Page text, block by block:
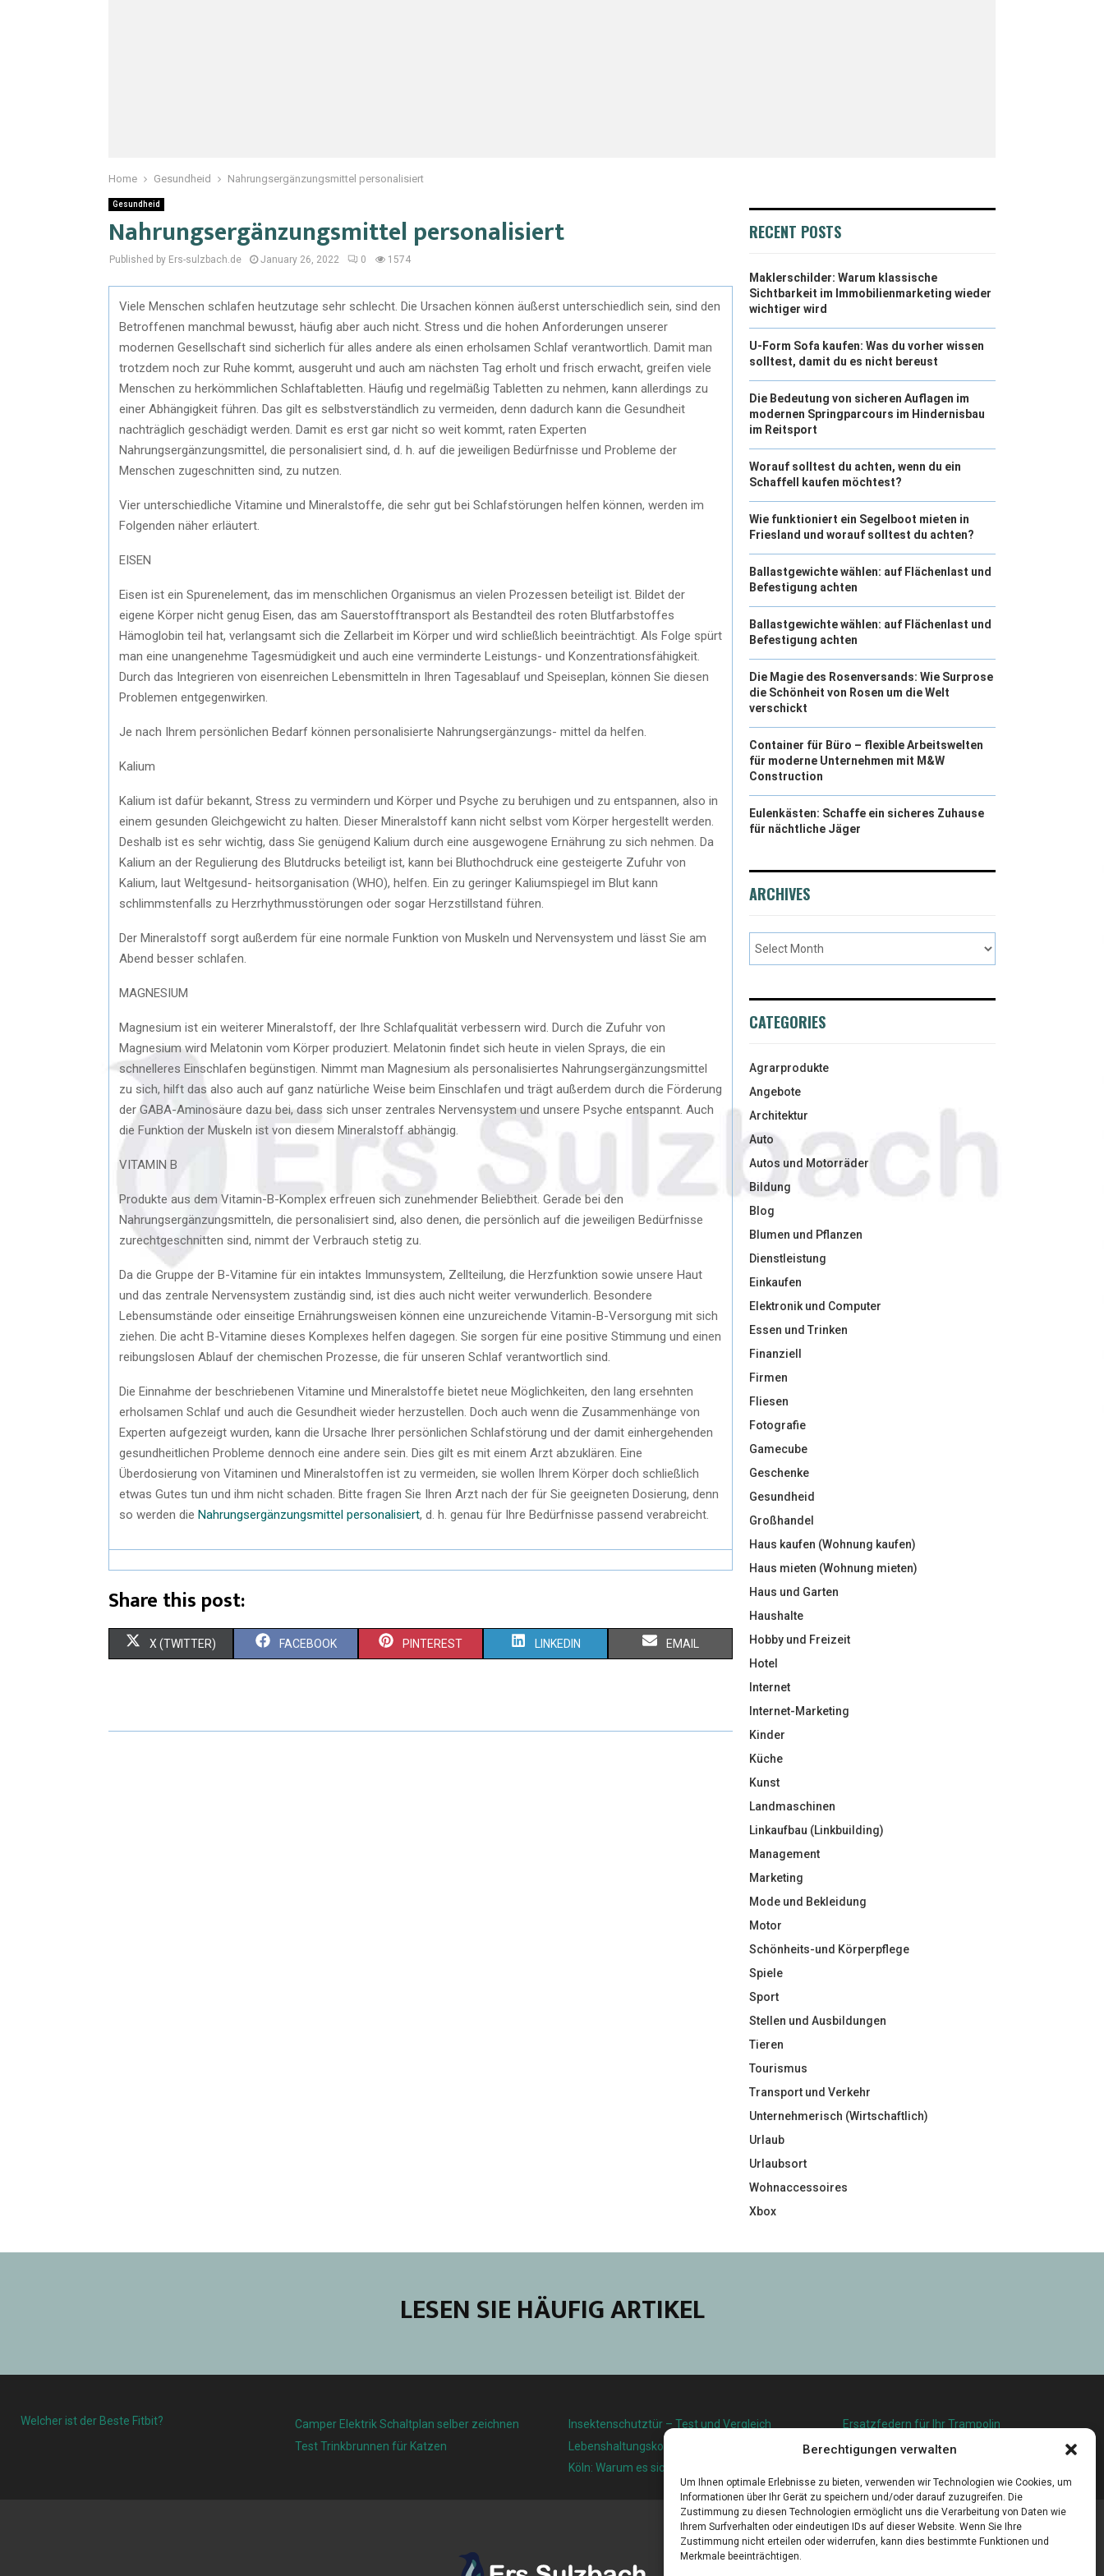
Berechtigungen verwalten
Um Ihnen optimale Erlebnisse zu bieten, verwenden wir Technologien wie Cookies, um
Informationen über Ihr Gerät zu speichern und/oder darauf zuzugreifen. Die
Zustimmung zu diesen Technologien ermöglicht uns die Verarbeitung von Daten wie
Ihrem Surfverhalten oder eindeutigen IDs auf dieser Website. Wenn Sie Ihre
Zustimmung nicht erteilen oder widerrufen, kann dies bestimmte Funktionen und
Merkmale beeinträchtigen.
Home Gesundheid Nahrungsergänzungsmittel personalisiert
Gesundheid
Nahrungsergänzungsmittel personalisiert
Published by Ers-sulzbach.de January 26, 2022 0 1574
Viele Menschen schlafen heutzutage sehr schlecht. Die Ursachen können äußerst unterschiedlich sein, sind den
Betroffenen manchmal bewusst, häufig aber auch nicht. Stress und die hohen Anforderungen unserer
modernen Gesellschaft sind sicherlich für alles andere als einen erholsamen Schlaf verantwortlich. Damit man
trotzdem noch zur Ruhe kommt, ausgeruht und auch am nächsten Tag erholt und frisch erwacht, greifen viele
Menschen zu herkömmlichen Schlaftabletten. Häufig und regelmäßig Tabletten zu nehmen, kann allerdings zu
einer Abhängigkeit führen. Das gilt es selbstverständlich zu vermeiden, denn dadurch kann die Gesundheit
nachträglich geschädigt werden. Damit es erst gar nicht so weit kommt, raten Experten
Nahrungsergänzungsmittel, die personalisiert sind, d. h. auf die jeweiligen Bedürfnisse und Probleme der
Menschen zugeschnitten sind, zu nutzen.
Vier unterschiedliche Vitamine und Mineralstoffe, die sehr gut bei Schlafstörungen helfen können, werden im
Folgenden näher erläutert.
EISEN
Eisen ist ein Spurenelement, das im menschlichen Organismus an vielen Prozessen beteiligt ist. Bildet der
eigene Körper nicht genug Eisen, das am Sauerstofftransport als Bestandteil des roten Blutfarbstoffes
Hämoglobin teil hat, verlangsamt sich die Zellarbeit im Körper und wird schließlich beeinträchtigt. Als Folge spürt
man eine unangenehme Tagesmüdigkeit und auch eine verminderte Leistungs- und Konzentrationsfähigkeit.
Durch das Integrieren von eisenreichen Lebensmitteln in Ihren Tagesablauf und Speiseplan, können Sie diesen
Problemen entgegenwirken.
Je nach Ihrem persönlichen Bedarf können personalisierte Nahrungsergänzungs- mittel da helfen.
Kalium
Kalium ist dafür bekannt, Stress zu vermindern und Körper und Psyche zu beruhigen und zu entspannen, also in
einem gesunden Gleichgewicht zu halten. Dieser Mineralstoff kann nicht selbst vom Körper hergestellt werden.
Deshalb ist es sehr wichtig, dass Sie genügend Kalium durch eine ausgewogene Ernährung zu sich nehmen. Da
Kalium an der Regulierung des Blutdrucks beteiligt ist, kann bei Bluthochdruck eine gesteigerte Zufuhr von
Kalium, laut Weltgesund- heitsorganisation (WHO), helfen. Ein zu geringer Kaliumspiegel im Blut kann
schlimmstenfalls zu Herzrhythmusstörungen oder sogar Herzstillstand führen.
Der Mineralstoff sorgt außerdem für eine normale Funktion von Muskeln und Nervensystem und lässt Sie am
Abend besser schlafen.
MAGNESIUM
Magnesium ist ein weiterer Mineralstoff, der Ihre Schlafqualität verbessern wird. Durch die Zufuhr von
Magnesium wird Melatonin vom Körper produziert. Melatonin findet sich heute in vielen Sprays, die ein
schnelleres Einschlafen begünstigen. Nimmt man Magnesium als personalisiertes Nahrungsergänzungsmittel
zu sich, hilft das also auch auf ganz natürliche Weise beim Einschlafen und trägt außerdem durch die Förderung
der GABA-Aminosäure dazu bei, dass sich unser zentrales Nervensystem und unsere Psyche entspannt. Auch
die Funktion der Muskeln ist von diesem Mineralstoff abhängig.
VITAMIN B
Produkte aus dem Vitamin-B-Komplex erfreuen sich zunehmender Beliebtheit. Gerade bei den
Nahrungsergänzungsmitteln, die personalisiert sind, also denen, die persönlich auf die jeweiligen Bedürfnisse
zurechtgeschnitten sind, nimmt der Verbrauch stetig zu.
Da die Gruppe der B-Vitamine für ein intaktes Immunsystem, Zellteilung, die Herzfunktion sowie unsere Haut
und das zentrale Nervensystem zuständig sind, ist dies auch nicht weiter verwunderlich. Besondere
Lebensumstände oder einseitige Ernährungsweisen können eine unzureichende Vitamin-B-Versorgung mit sich
ziehen. Die acht B-Vitamine dieses Komplexes helfen dagegen. Sie sorgen für eine positive Stimmung und einen
reibungslosen Ablauf der chemischen Prozesse, die für unseren Schlaf verantwortlich sind.
Die Einnahme der beschriebenen Vitamine und Mineralstoffe bietet neue Möglichkeiten, den lang ersehnten
erholsamen Schlaf und auch die Gesundheit wieder herzustellen. Doch auch wenn die Zusammenhänge von
Experten aufgezeigt wurden, kann die Ursache Ihrer persönlichen Schlafstörung und der damit einhergehenden
gesundheitlichen Probleme dennoch eine andere sein. Dies gilt es mit einem Arzt abzuklären. Eine
Überdosierung von Vitaminen und Mineralstoffen ist zu vermeiden, sie wollen Ihrem Körper doch schließlich
etwas Gutes tun und ihm nicht schaden. Bitte fragen Sie Ihren Arzt nach der für Sie geeigneten Dosierung, denn
so werden die Nahrungsergänzungsmittel personalisiert, d. h. genau für Ihre Bedürfnisse passend verabreicht.
Share this post:
X (TWITTER) FACEBOOK PINTEREST LINKEDIN EMAIL
RECENT POSTS
Maklerschilder: Warum klassische
Sichtbarkeit im Immobilienmarketing wieder
wichtiger wird
U-Form Sofa kaufen: Was du vorher wissen
solltest, damit du es nicht bereust
Die Bedeutung von sicheren Auflagen im
modernen Springparcours im Hindernisbau
im Reitsport
Worauf solltest du achten, wenn du ein
Schaffell kaufen möchtest?
Wie funktioniert ein Segelboot mieten in
Friesland und worauf solltest du achten?
Ballastgewichte wählen: auf Flächenlast und
Befestigung achten
Ballastgewichte wählen: auf Flächenlast und
Befestigung achten
Die Magie des Rosenversands: Wie Surprose
die Schönheit von Rosen um die Welt
verschickt
Container für Büro – flexible Arbeitswelten
für moderne Unternehmen mit M&W
Construction
Eulenkästen: Schaffe ein sicheres Zuhause
für nächtliche Jäger
ARCHIVES
CATEGORIES
Agrarprodukte
Angebote
Architektur
Auto
Autos und Motorräder
Bildung
Blog
Blumen und Pflanzen
Dienstleistung
Einkaufen
Elektronik und Computer
Essen und Trinken
Finanziell
Firmen
Fliesen
Fotografie
Gamecube
Geschenke
Gesundheid
Großhandel
Haus kaufen (Wohnung kaufen)
Haus mieten (Wohnung mieten)
Haus und Garten
Haushalte
Hobby und Freizeit
Hotel
Internet
Internet-Marketing
Kinder
Küche
Kunst
Landmaschinen
Linkaufbau (Linkbuilding)
Management
Marketing
Mode und Bekleidung
Motor
Schönheits-und Körperpflege
Spiele
Sport
Stellen und Ausbildungen
Tieren
Tourismus
Transport und Verkehr
Unternehmerisch (Wirtschaftlich)
Urlaub
Urlaubsort
Wohnaccessoires
Xbox
LESEN SIE HÄUFIG ARTIKEL
Welcher ist der Beste Fitbit?
Camper Elektrik Schaltplan selber zeichnen
Test Trinkbrunnen für Katzen
Insektenschutztür – Test und Vergleich
Lebenshaltungskosten und Lebensqualität in
Köln: Warum es sich lohnt, hier zu leben
Ersatzfedern für Ihr Trampolin
Holländischer Stoffmarkt in Ihrer Nähe